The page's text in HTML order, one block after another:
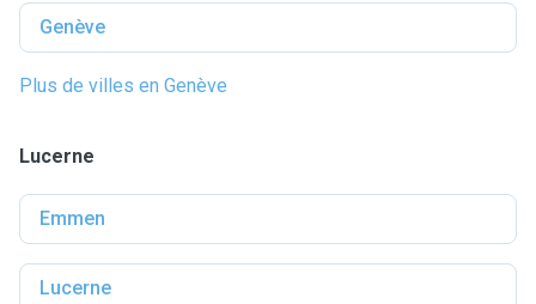
Genève
Plus de villes en Genève
Lucerne
Emmen
Lucerne